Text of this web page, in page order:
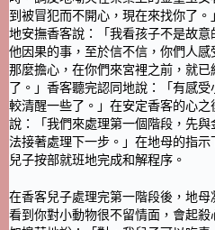
到被冒犯而不開心，現在來找你了
地安撫香客說：「我看孩子不是故
他因果的事，至於信不信，你們人
那麼擔心，在你們來宮裡之前，就
了。」香客聽完認同地說：「有感
較清醒一些了。」在安定香客的心
說：「我們來處理第一個階段，先
法接著處理下一步。」在地母的指
兒子按部就班地完成和解程序。
在香客兒子處理完第一階段後，地
看到你對小動物很不留情面，會起殺